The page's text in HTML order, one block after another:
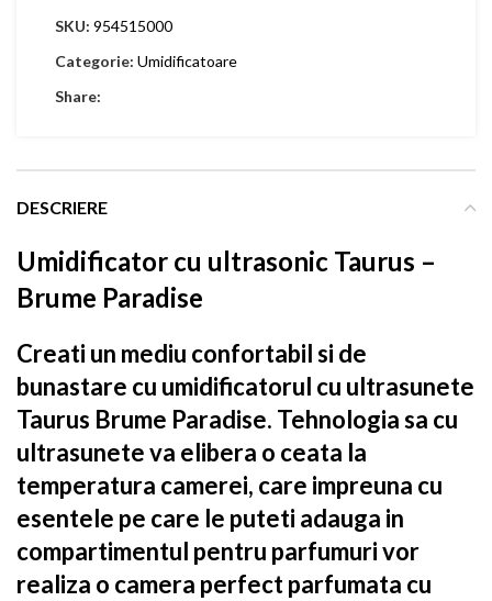
SKU: 954515000
Categorie: Umidificatoare
Share:
DESCRIERE
Umidificator cu ultrasonic Taurus –
Brume Paradise
Creati un mediu confortabil si de
bunastare cu umidificatorul cu ultrasunete
Taurus Brume Paradise. Tehnologia sa cu
ultrasunete va elibera o ceata la
temperatura camerei, care impreuna cu
esentele pe care le puteti adauga in
compartimentul pentru parfumuri vor
realiza o camera perfect parfumata cu